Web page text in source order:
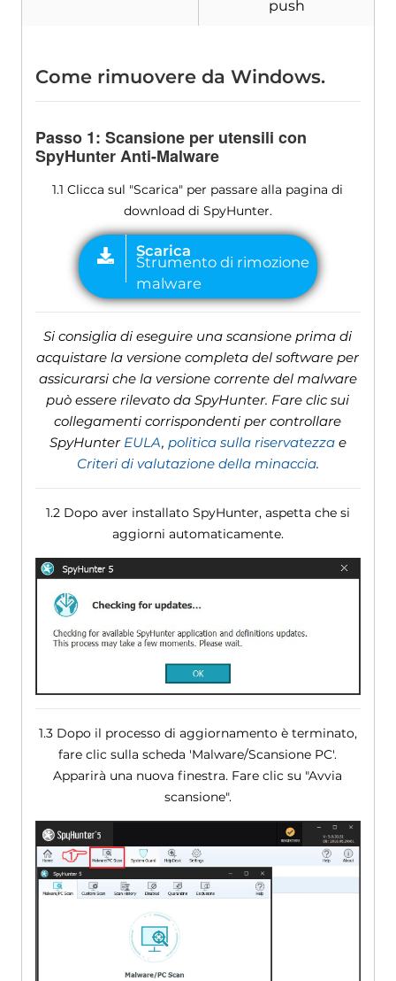
push
Come rimuovere da Windows.
Passo 1: Scansione per utensili con
SpyHunter Anti-Malware
1.1 Clicca sul "Scarica" per passare alla pagina di
download di SpyHunter.
Si consiglia di eseguire una scansione prima di
acquistare la versione completa del software per
assicurarsi che la versione corrente del malware
può essere rilevato da SpyHunter. Fare clic sui
collegamenti corrispondenti per controllare
SpyHunter EULA, politica sulla riservatezzae
Criteri di valutazione della minaccia.
1.2 Dopo aver installato SpyHunter, aspetta che si
aggiorni automaticamente.
1.3 Dopo il processo di aggiornamento è terminato,
fare clic sulla scheda 'Malware/Scansione PC'.
Apparirà una nuova finestra. Fare clic su "Avvia
scansione".